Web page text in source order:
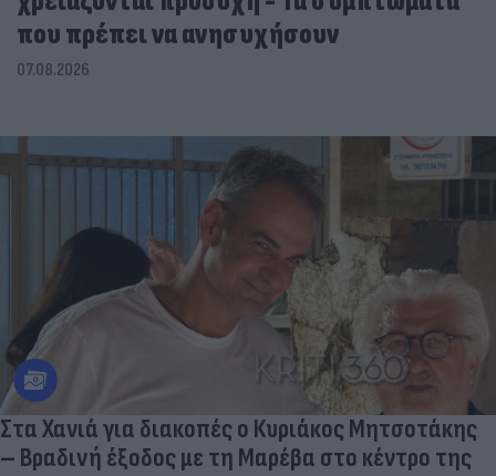
07.08.2026
Στα Χανιά για διακοπές ο Κυριάκος Μητσοτάκης
– Βραδινή έξοδος με τη Μαρέβα στο κέντρο της
πόλης